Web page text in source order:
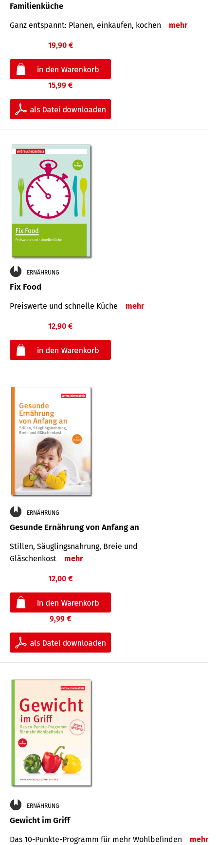
Familienküche
Ganz entspannt: Planen, einkaufen, kochen mehr
19,90 €
15,99 €
ERNÄHRUNG
Fix Food
Preiswerte und schnelle Küche mehr
12,90 €
ERNÄHRUNG
Gesunde Ernährung von Anfang an
Stillen, Säuglingsnahrung, Breie und
Gläschenkost
mehr
12,00 €
9,99 €
ERNÄHRUNG
Gewicht im Griff
Das 10-Punkte-Programm für mehr Wohlbefinden mehr